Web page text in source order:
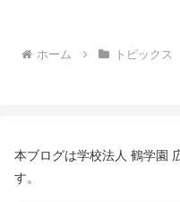
ホーム トピックス
本ブログは学校法人 鶴学園
す。